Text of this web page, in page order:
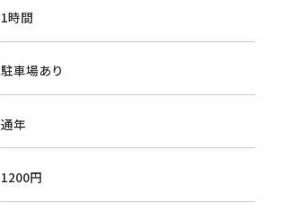
1時間
駐車場あり
通年
1200円